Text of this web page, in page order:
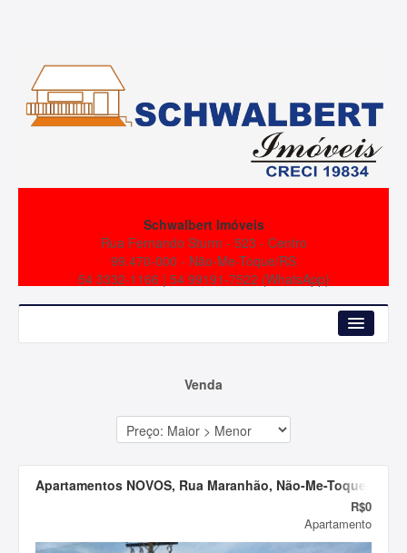
Schwalbert Imóveis
Rua Fernando Sturm - 523 - Centro
99.470-000 - Não-Me-Toque/RS
54 3332-1166 | 54 99191-7522 (WhatsApp)
Contato
Venda
Apartamentos NOVOS, Rua Maranhão, Não-Me-Toque/RS
R$0
Apartamento